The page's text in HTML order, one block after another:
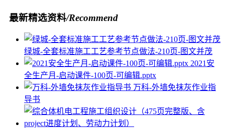
最新精选资料/Recommend
绿城-全套标准施工工艺参考节点做法-210页-图文并茂
2021安
全生产月-启动课件-100页-可编辑.pptx
万科-外墙免抹灰作业指
导书